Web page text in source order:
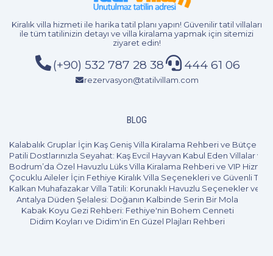
unutulmaz bir tatil fırsatı sunuyor. Çeşit çeşit villalar
Açık havuzlu,kapalı havuzlu kiralık villa , jakuzili, çocuk
oyun parkı bulunan, muhafazakâr, havuzu ısıtmalı,
doğayla iç içe, saunalı, hayvan kabul edilebilen, sinema
odalı ve daha pek çok seçenekleri ile size tatilin tadını
bulunuyor. Kuş cıvıltıları arasında sakin bir doğa da huzur
Sarıbelen Gezilecek Yerler
Sarıbelen doğal güzellikleri, Antik kentleri ve plajları ile
çevresinde pek çok gezilecek yere sahiptir. Kendi
aracınızla ya da kiralayacağınız bir araçla gezebileceğiniz
muhteşem güzellikler sizleri bekliyor. Antik kent cenneti
Kiralık villa hizmetiile harika tatil planı yapın! Güvenilir tatil villaları
ile tüm tatilinizin detayı ve villa kiralama yapmak için sitemizi
ziyaret edin!
(+90) 532 787 28 38 444 61 06
rezervasyon@tatilvillam.com
BLOG
Kalabalık Gruplar İçin Kaş Geniş Villa Kiralama Rehberi ve Bütçe
Patili Dostlarınızla Seyahat: Kaş Evcil Hayvan Kabul Eden Villalar ve
Bodrum’da Özel Havuzlu Lüks Villa Kiralama Rehberi ve VIP
Çocuklu Aileler İçin Fethiye Kiralık Villa Seçenekleri ve Güvenli
Kalkan Muhafazakar Villa Tatili: Korunaklı Havuzlu Seçenekler ve
Antalya Düden Şelalesi: Doğanın Kalbinde Serin Bir Mola
Kabak Koyu Gezi Rehberi: Fethiye'nin Bohem Cenneti
Didim Koyları ve Didim'in En Güzel Plajları Rehberi